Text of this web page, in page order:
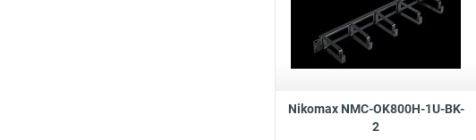
Nikomax NMC-OK800H-1U-BK-
2